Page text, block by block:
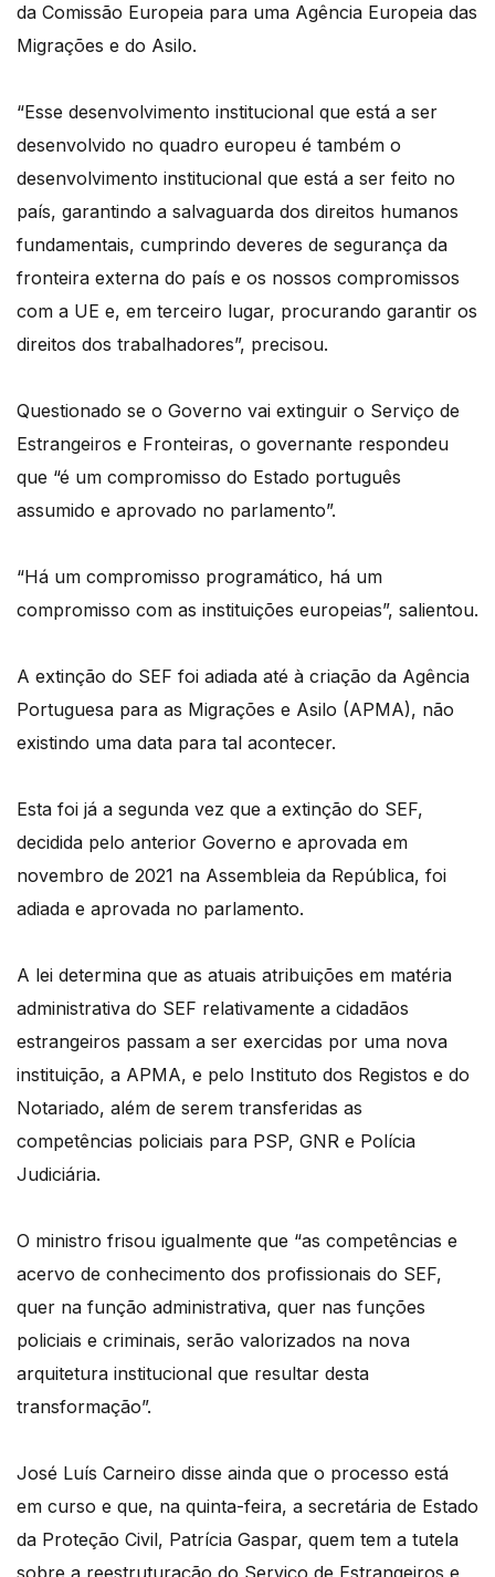
da Comissão Europeia para uma Agência Europeia das
Migrações e do Asilo.
“Esse desenvolvimento institucional que está a ser
desenvolvido no quadro europeu é também o
desenvolvimento institucional que está a ser feito no
país, garantindo a salvaguarda dos direitos humanos
fundamentais, cumprindo deveres de segurança da
fronteira externa do país e os nossos compromissos
com a UE e, em terceiro lugar, procurando garantir os
direitos dos trabalhadores”, precisou.
Questionado se o Governo vai extinguir o Serviço de
Estrangeiros e Fronteiras, o governante respondeu
que “é um compromisso do Estado português
assumido e aprovado no parlamento”.
“Há um compromisso programático, há um
compromisso com as instituições europeias”, salientou.
A extinção do SEF foi adiada até à criação da Agência
Portuguesa para as Migrações e Asilo (APMA), não
existindo uma data para tal acontecer.
Esta foi já a segunda vez que a extinção do SEF,
decidida pelo anterior Governo e aprovada em
novembro de 2021 na Assembleia da República, foi
adiada e aprovada no parlamento.
A lei determina que as atuais atribuições em matéria
administrativa do SEF relativamente a cidadãos
estrangeiros passam a ser exercidas por uma nova
instituição, a APMA, e pelo Instituto dos Registos e do
Notariado, além de serem transferidas as
competências policiais para PSP, GNR e Polícia
Judiciária.
O ministro frisou igualmente que “as competências e
acervo de conhecimento dos profissionais do SEF,
quer na função administrativa, quer nas funções
policiais e criminais, serão valorizados na nova
arquitetura institucional que resultar desta
transformação”.
José Luís Carneiro disse ainda que o processo está
em curso e que, na quinta-feira, a secretária de Estado
da Proteção Civil, Patrícia Gaspar, quem tem a tutela